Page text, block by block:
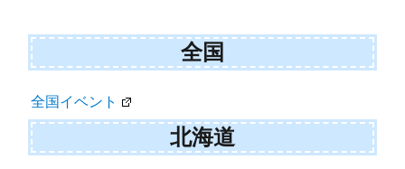
ョ
全国
全国イベント
北海道